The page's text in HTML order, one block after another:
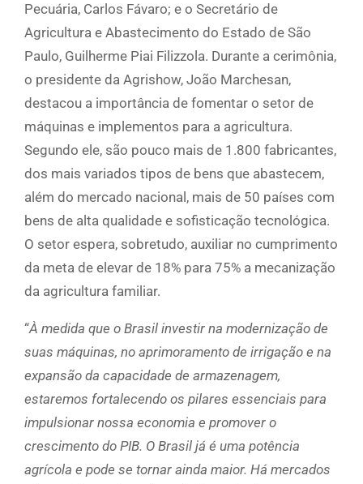
Pecuária, Carlos Fávaro; e o Secretário de
Agricultura e Abastecimento do Estado de São
Paulo, Guilherme Piai Filizzola. Durante a cerimônia,
o presidente da Agrishow, João Marchesan,
destacou a importância de fomentar o setor de
máquinas e implementos para a agricultura.
Segundo ele, são pouco mais de 1.800 fabricantes,
dos mais variados tipos de bens que abastecem,
além do mercado nacional, mais de 50 países com
bens de alta qualidade e sofisticação tecnológica.
O setor espera, sobretudo, auxiliar no cumprimento
da meta de elevar de 18% para 75% a mecanização
da agricultura familiar.
“À medida que o Brasil investir na modernização de
suas máquinas, no aprimoramento de irrigação e na
expansão da capacidade de armazenagem,
estaremos fortalecendo os pilares essenciais para
impulsionar nossa economia e promover o
crescimento do PIB. O Brasil já é uma potência
agrícola e pode se tornar ainda maior. Há mercados